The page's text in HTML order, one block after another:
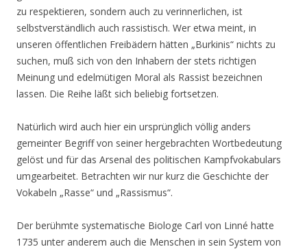
zu respektieren, sondern auch zu verinnerlichen, ist
selbstverständlich auch rassistisch. Wer etwa meint, in
unseren öffentlichen Freibädern hätten „Burkinis“ nichts zu
suchen, muß sich von den Inhabern der stets richtigen
Meinung und edelmütigen Moral als Rassist bezeichnen
lassen. Die Reihe läßt sich beliebig fortsetzen.
Natürlich wird auch hier ein ursprünglich völlig anders
gemeinter Begriff von seiner hergebrachten Wortbedeutung
gelöst und für das Arsenal des politischen Kampfvokabulars
umgearbeitet. Betrachten wir nur kurz die Geschichte der
Vokabeln „Rasse“ und „Rassismus“.
Der berühmte systematische Biologe Carl von Linné hatte
1735 unter anderem auch die Menschen in sein System von